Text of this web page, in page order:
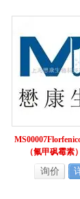
（氟甲砜霉素
询价